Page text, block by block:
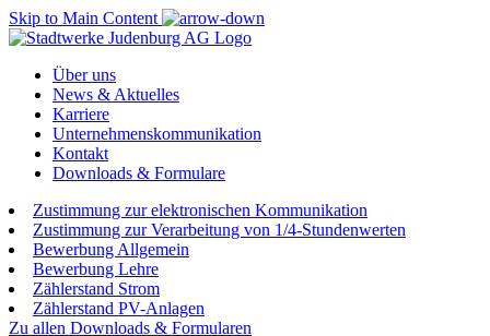
Skip to Main Content
Über uns
News & Aktuelles
Karriere
Unternehmenskommunikation
Kontakt
Downloads & Formulare
Zustimmung zur elektronischen Kommunikation
Zustimmung zur Verarbeitung von 1/4-Stundenwerten
Bewerbung Allgemein
Bewerbung Lehre
Zählerstand Strom
Zählerstand PV-Anlagen
Zu allen Downloads & Formularen